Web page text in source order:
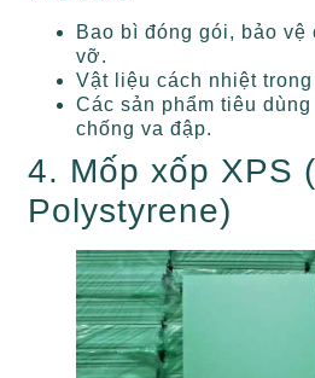
Bao bì đóng gói, bảo vệ
vỡ.
Vật liệu cách nhiệt
Các sản phẩm tiêu
chống va đập.
4. Mốp xốp XPS
Polystyrene)